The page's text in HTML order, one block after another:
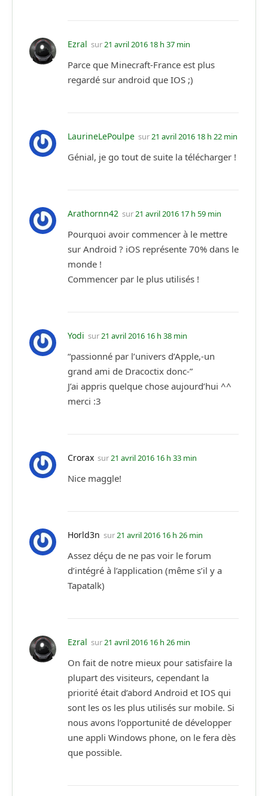
Ezral sur21 avril 2016 18 h 37 min
Parce que Minecraft-France est plus
regardé sur android que IOS ;)
LaurineLePoulpe sur21 avril 2016 18 h 22 min
Génial, je go tout de suite la télécharger !
Arathornn42 sur21 avril 2016 17 h 59 min
Pourquoi avoir commencer à le mettre
sur Android ? iOS représente 70% dans le
monde !
Commencer par le plus utilisés !
Yodi sur21 avril 2016 16 h 38 min
“passionné par l’univers d’Apple,-un
grand ami de Dracoctix donc-”
J’ai appris quelque chose aujourd’hui ^^
merci :3
Crorax sur21 avril 2016 16 h 33 min
Nice maggle!
Horld3n sur21 avril 2016 16 h 26 min
Assez déçu de ne pas voir le forum
d’intégré à l’application (même s’il y a
Tapatalk)
Ezral sur21 avril 2016 16 h 26 min
On fait de notre mieux pour satisfaire la
plupart des visiteurs, cependant la
priorité était d’abord Android et IOS qui
sont les os les plus utilisés sur mobile. Si
nous avons l’opportunité de développer
une appli Windows phone, on le fera dès
que possible.